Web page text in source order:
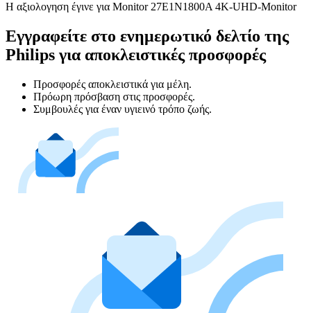
Η αξιολογηση έγινε για Monitor 27E1N1800A 4K-UHD-Monitor
Εγγραφείτε στο ενημερωτικό δελτίο της
Philips για αποκλειστικές προσφορές
Προσφορές αποκλειστικά για μέλη.
Πρόωρη πρόσβαση στις προσφορές.
Συμβουλές για έναν υγιεινό τρόπο ζωής.